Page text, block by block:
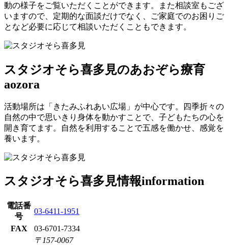
動の様子をご覧いただくことができます。また相談室もござ
いますので、定期的な面談だけでなく、ご家庭でのお困りご
となど必要に応じて相談いただくこともできます。
スタジオそら喜多見のあおぞら療育
aozora
活動場所は「きたみふれあい広場」が中心です。四季折々の
自然の中で思いきり身体を動かすことで、子どもたちの心を
開き育てます。自然を利用することで五感を働かせ、感覚を
養います。
スタジオそら喜多見情報information
電話番
号
03-6411-1951
FAX
03-6701-7334
〒157-0067